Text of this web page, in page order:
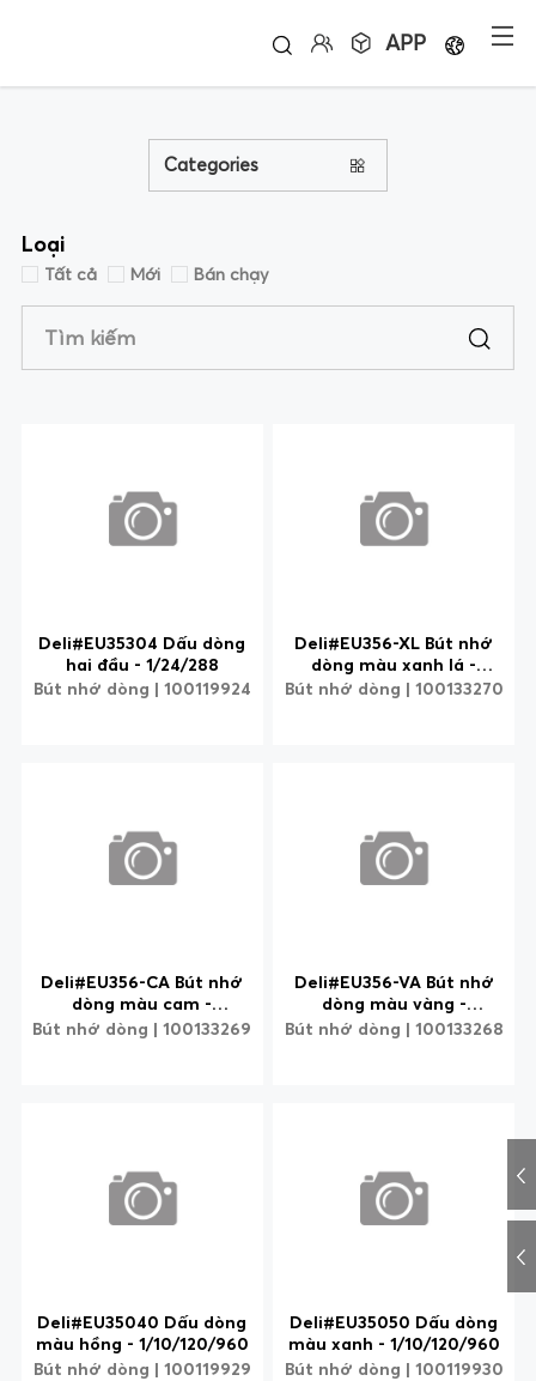
APP
Categories
Loại
Tất cả Mới Bán chạy
Deli#EU35304 Dấu dòng
hai đầu - 1/24/288
Bút nhớ dòng | 100119924
Deli#EU356-XL Bút nhớ
dòng màu xanh lá -
1/12/96/960
Bút nhớ dòng | 100133270
Deli#EU356-CA Bút nhớ
dòng màu cam -
1/12/96/960
Bút nhớ dòng | 100133269
Deli#EU356-VA Bút nhớ
dòng màu vàng -
1/12/96/960
Bút nhớ dòng | 100133268
Deli#EU35040 Dấu dòng
màu hồng - 1/10/120/960
Bút nhớ dòng | 100119929
Deli#EU35050 Dấu dòng
màu xanh - 1/10/120/960
Bút nhớ dòng | 100119930